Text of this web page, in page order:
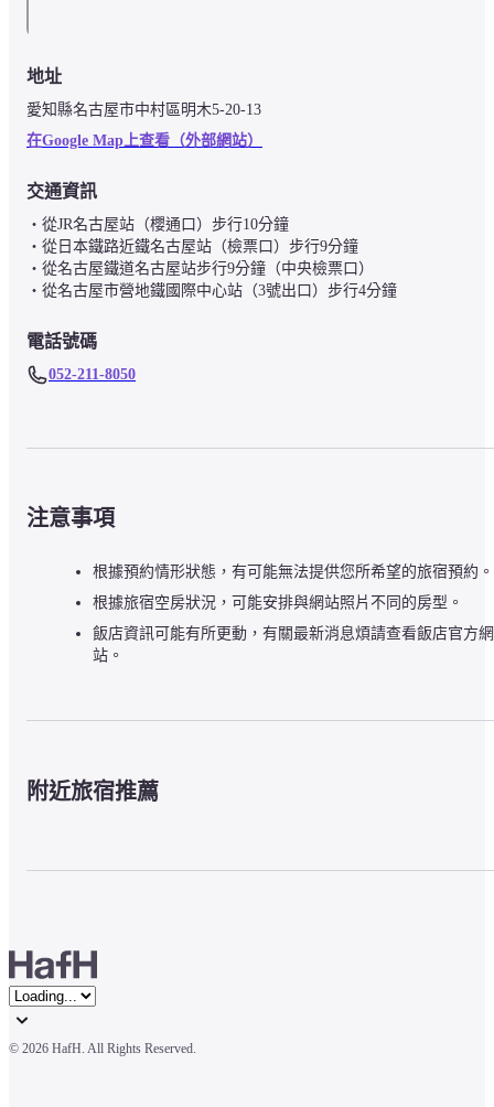
地址
愛知縣名古屋市中村區明木5-20-13
在Google Map上查看（外部網站）
交通資訊
・從JR名古屋站（櫻通口）步行10分鐘
・從日本鐵路近鐵名古屋站（檢票口）步行9分鐘
・從名古屋鐵道名古屋站步行9分鐘（中央檢票口）
電話號碼
052-211-8050
注意事項
根據預約情形狀態，有可能無法提供您所希望的旅宿預約。
根據旅宿空房狀況，可能安排與網站照片不同的房型。
飯店資訊可能有所更動，有關最新消息煩請查看飯店官方網
站。
附近旅宿推薦
© 2026 HafH. All Rights Reserved.